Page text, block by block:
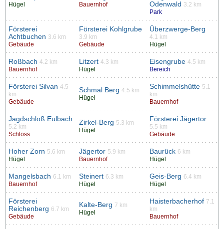
Hügel
Bauernhof
Odenwald 3.2 km
Park
Försterei
Achtbuchen 3.6 km
Gebäude
Försterei Kohlgrube
3.9 km
Gebäude
Überzwerge-Berg
4.1 km
Hügel
Roßbach 4.2 km
Bauernhof
Litzert 4.3 km
Hügel
Eisengrube 4.5 km
Bereich
Försterei Silvan 4.5
km
Gebäude
Schmal Berg 4.5 km
Hügel
Schimmelshütte 5.1
km
Bauernhof
Jagdschloß Eulbach
5.2 km
Schloss
Zirkel-Berg 5.3 km
Hügel
Försterei Jägertor
5.5 km
Gebäude
Hoher Zorn 5.6 km
Hügel
Jägertor 5.9 km
Bauernhof
Baurück 6 km
Hügel
Mangelsbach 6.1 km
Bauernhof
Steinert 6.3 km
Hügel
Geis-Berg 6.4 km
Hügel
Försterei
Reichenberg 6.7 km
Gebäude
Kalte-Berg 7 km
Hügel
Haisterbacherhof 7.1
km
Bauernhof